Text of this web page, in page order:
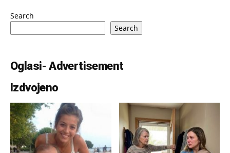
Search
Search
Oglasi- Advertisement
Izdvojeno